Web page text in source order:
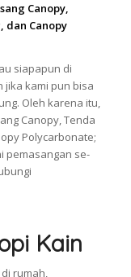
Canopy,
dan Canopy
siapapun di
jika kami pun bisa
Oleh karena itu,
Canopy, Tenda
Polycarbonate;
pemasangan se-
Kain
rumah,